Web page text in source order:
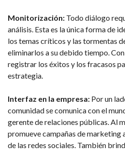
Monitorización: Todo diálogo
análisis. Esta es la única forma de
los temas críticos y las tormentas
eliminarlos a su debido tiempo.
registrar los éxitos y los fracasos
estrategia.
Interfaz en la empresa: Por un
comunidad se comunica con el
gerente de relaciones públicas. Al
promueve campañas de marketing
de las redes sociales. También